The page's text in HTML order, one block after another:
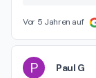
Gerne leiten
Vor 5 Jahren auf
P Paul G